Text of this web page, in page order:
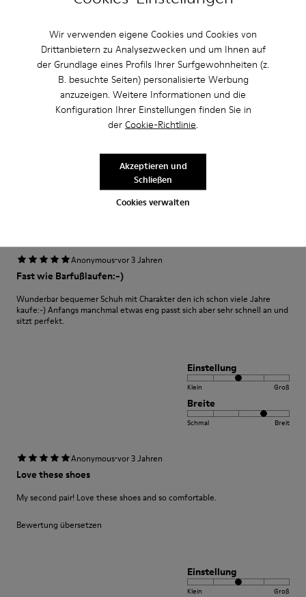
Wir verwenden eigene Cookies und Cookies von
Drittanbietern zu Analysezwecken und um Ihnen auf
der Grundlage eines Profils Ihrer Surfgewohnheiten (z.
B. besuchte Seiten) personalisierte Werbung
anzuzeigen. Weitere Informationen und die
Konfiguration Ihrer Einstellungen finden Sie in
der Cookie-Richtlinie.
Cookies verwalten
Akzeptieren und
Schließen
Anonymous · vor 3 Jahren
Excelente
Muy comodo excelente compra me gusto
Klein
Breite
Anonymous·vor 3 Jahren
Fast wie Barfußlaufen:-)
Wunderbar bequemer Schuh mit Charakter den ich schon viele Jahre
kaufe:-) Anfangs manchmal etwas eng passt sich aber sehr schnell an und
sitzt perfekt.
Einstellung
Klein Groß
Breite
Schmal Breit
Anonymous·vor 3 Jahren
Love these shoes
My second pair! Love these shoes and so comfortable.
Bewertung übersetzen
Einstellung
Klein Groß